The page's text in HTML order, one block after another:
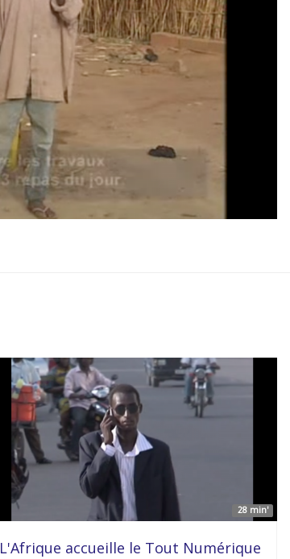
28 min'
L'Afrique accueille le Tout Numérique